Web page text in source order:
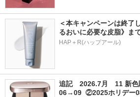
＜本キャンペーンは終了
るおいに必要な皮脂》ま
HAP＋R(ハップアール)
追記　2026.7月　11 新
06→09  ②2025ホリデー